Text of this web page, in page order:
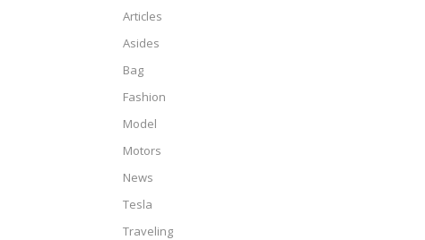
Articles
Asides
Bag
Fashion
Model
Motors
News
Tesla
Traveling